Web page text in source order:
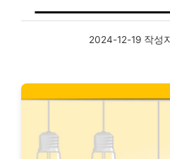
2024-12-19 작성